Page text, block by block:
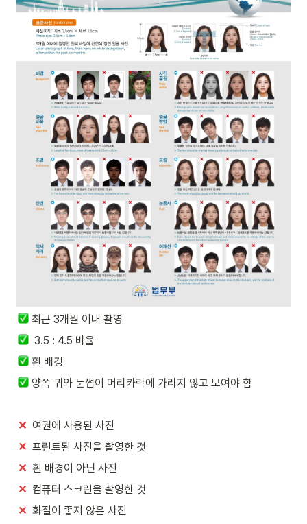
최근 3개월 이내 촬영
  3.5 : 4.5 비율
흰 배경
양쪽 귀와 눈썹이 머리카락에 가리지 않고 보여야 함
✕ 여권에 사용된 사진
✕ 프린트된 사진을 촬영한 것
✕ 흰 배경이 아닌 사진
✕ 컴퓨터 스크린을 촬영한 것
✕ 화질이 좋지 않은 사진